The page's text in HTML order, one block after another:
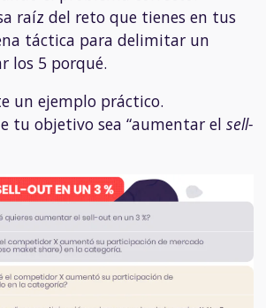
raíz del reto que tienes en tus
táctica para delimitar un
los 5 porqué.
un ejemplo práctico.
tu objetivo sea “aumentar el sell-